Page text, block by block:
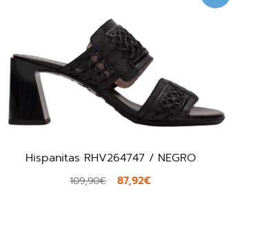
Liu.Jo Tracy 03 / NUDE
175,00€ 140,00€